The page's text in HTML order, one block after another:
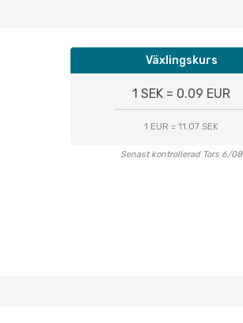
Växlingskurs
1 SEK = 0.09 EUR
1 EUR = 11.07 SEK
Senast kontrollerad Tors 6/08